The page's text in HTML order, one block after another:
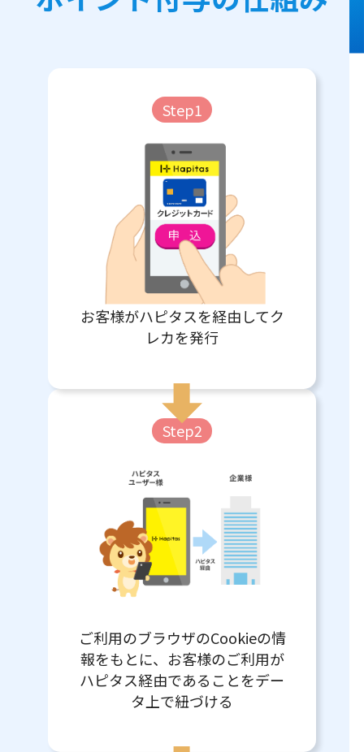
Step1
お客様がハピタスを経由してク
レカを発行
Step2
ご利用のブラウザのCookieの情
報をもとに、お客様のご利用が
ハピタス経由であることをデー
タ上で紐づける